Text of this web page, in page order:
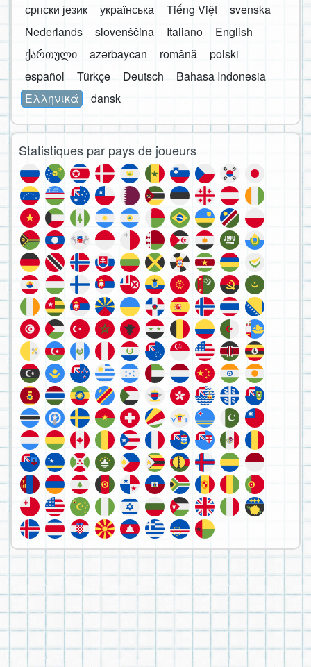
српски језик
українська Tiếng Việt
svenska
Nederlands
slovenščina Italiano
English
ქართული
azərbaycan română
polski
español
Türkçe Deutsch
Bahasa Indonesia
Ελληνικά
dansk
Statistiques par pays de joueurs